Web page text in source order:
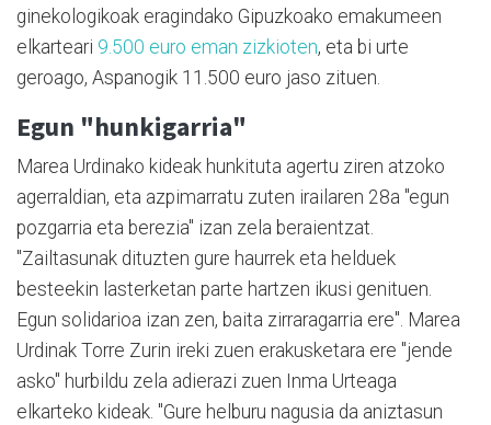
ginekologikoak eragindako Gipuzkoako emakumeen
elkarteari 9.500 euro eman zizkioten, eta bi urte
geroago, Aspanogik 11.500 euro jaso zituen.
Egun "hunkigarria"
Marea Urdinako kideak hunkituta agertu ziren atzoko
agerraldian, eta azpimarratu zuten irailaren 28a "egun
pozgarria eta berezia" izan zela beraientzat.
"Zailtasunak dituzten gure haurrek eta helduek
besteekin lasterketan parte hartzen ikusi genituen.
Egun solidarioa izan zen, baita zirraragarria ere". Marea
Urdinak Torre Zurin ireki zuen erakusketara ere "jende
asko" hurbildu zela adierazi zuen Inma Urteaga
elkarteko kideak. "Gure helburu nagusia da aniztasun